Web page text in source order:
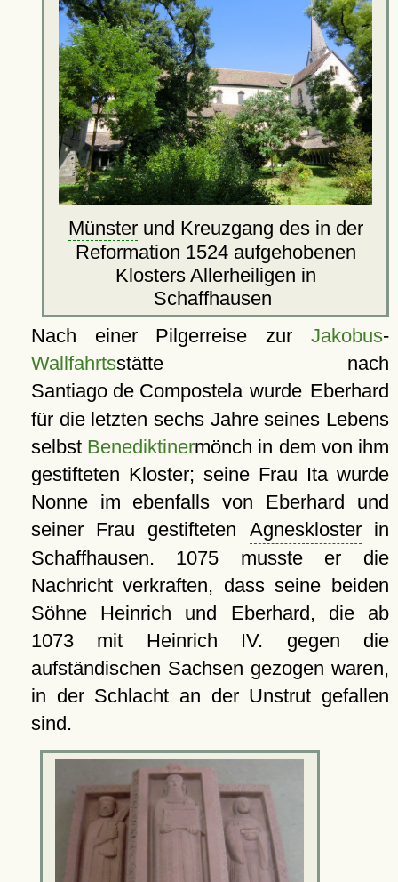
Münsterund Kreuzgang des in der
Reformation 1524 aufgehobenen
Klosters Allerheiligen in
Schaffhausen
Nach einer Pilgerreise zur Jakobus-
Wallfahrtsstätte nach
Santiago de Compostelawurde Eberhard
für die letzten sechs Jahre seines Lebens
selbst Benediktinermönch in dem von ihm
gestifteten Kloster; seine Frau Ita wurde
Nonne im ebenfalls von Eberhard und
seiner Frau gestifteten Agnesklosterin
Schaffhausen. 1075 musste er die
Nachricht verkraften, dass seine beiden
Söhne Heinrich und Eberhard, die ab
1073 mit Heinrich IV. gegen die
aufständischen Sachsen gezogen waren,
in der Schlacht an der Unstrut gefallen
sind.